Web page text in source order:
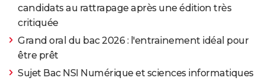
candidats au rattrapage après une édition très
critiquée
Grand oral du bac 2026 : l'entrainement idéal pour
être prêt
Sujet Bac NSI Numérique et sciences informatiques